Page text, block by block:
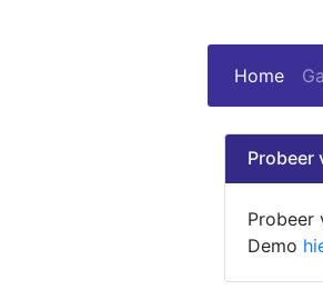
Home
Probeer
Probeer
Demo